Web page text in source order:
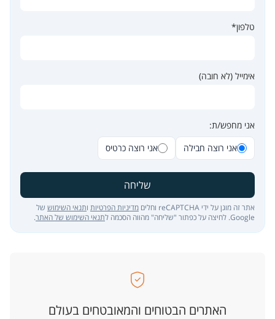
טלפון*
אימייל (לא חובה)
אני מחפש/ת:
אני רוצה חבילה
אני רוצה כרטיס
שליחה
אתר זה מוגן על ידי reCAPTCHA וחלים מדיניות הפרטיות ותנאי השימוש של
Google. לחיצה על כפתור "שליחה" מהווה הסכמה ל
תנאי השימוש של האתר.
האתרים הבטוחים והמאובטחים בעולם